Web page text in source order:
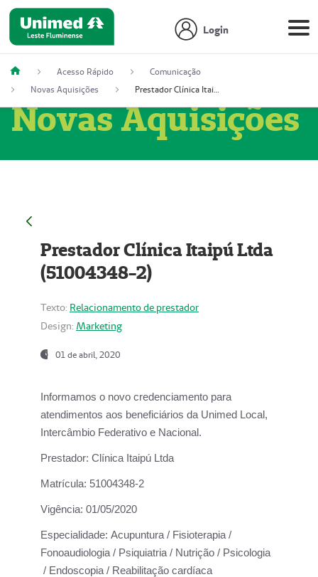
Login
Acesso Rápido
Comunicação
Novas Aquisições
Prestador Clínica Itaipú Ltda (51004348-2)
Novas Aquisições
Prestador Clínica Itaipú Ltda
(51004348-2)
Texto: Relacionamento de prestador
Design: Marketing
01 de abril, 2020
Informamos o novo credenciamento para
atendimentos aos beneficiários da Unimed Local,
Intercâmbio Federativo e Nacional.
Prestador: Clínica Itaipú Ltda
Matrícula: 51004348-2
Vigência: 01/05/2020
Especialidade: Acupuntura / Fisioterapia /
Fonoaudiologia / Psiquiatria / Nutrição / Psicologia
/ Endoscopia / Reabilitação cardíaca